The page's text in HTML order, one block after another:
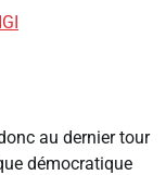
au dernier tour
démocratique